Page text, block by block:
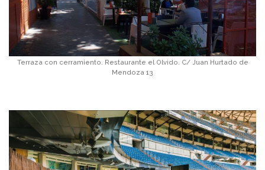
Terraza con cerramiento. Restaurante el Olvido. C/ Juan Hurtado de
Mendoza 13